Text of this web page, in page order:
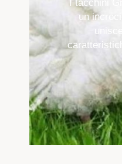
I tacchini
un